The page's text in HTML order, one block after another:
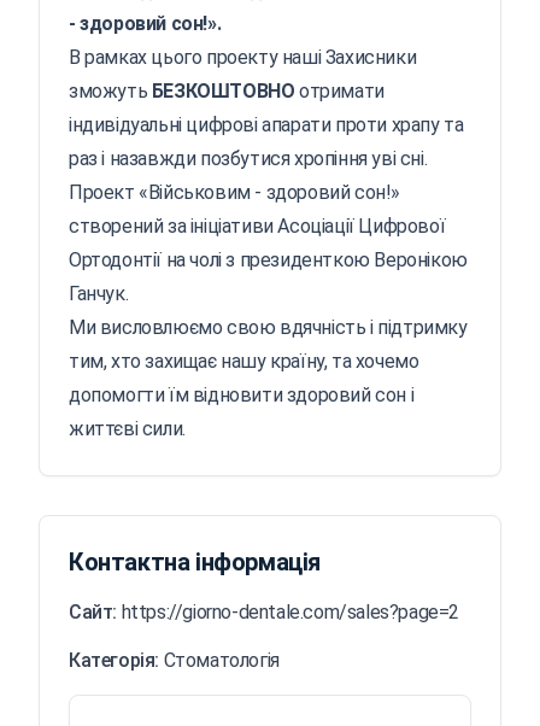
- здоровий сон!».
В рамках цього проекту наші Захисники
зможуть БЕЗКОШТОВНО отримати
індивідуальні цифрові апарати проти храпу та
раз і назавжди позбутися хропіння уві сні.
Проект «Військовим - здоровий сон!»
створений за ініціативи Асоціації Цифрової
Ортодонтії на чолі з президенткою Веронікою
Ганчук.
Ми висловлюємо свою вдячність і підтримку
тим, хто захищає нашу країну, та хочемо
допомогти їм відновити здоровий сон і
життєві сили.
Контактна інформація
Сайт: https://giorno-dentale.com/sales?page=2
Категорія: Стоматологія